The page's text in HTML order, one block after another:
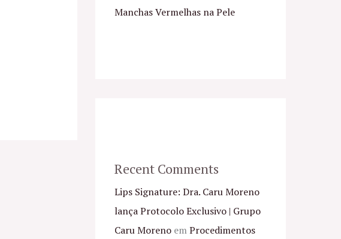
Manchas Vermelhas na Pele
Recent Comments
Lips Signature: Dra. Caru Moreno
lança Protocolo Exclusivo | Grupo
Caru Moreno emProcedimentos